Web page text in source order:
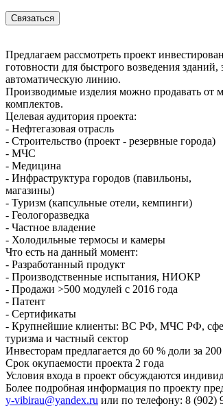
Связаться
Предлагаем рассмотреть проект
готовности для быстрого возведения
автоматическую линию.
Производимые изделия можно продавать от
комплектов.
Целевая аудитория проекта:
- Нефтегазовая отрасль
- Строительство (проект - резервные города)
- МЧС
- Медицина
- Инфраструктура городов (павильоны,
магазины)
- Туризм (капсульные отели, кемпинги)
- Геологоразведка
- Частное владение
- Холодильные термосы и камеры
Что есть на данный момент:
- Разработанный продукт
- Производственные испытания, НИОКР
- Продажи >500 модулей с 2016 года
- Патент
- Сертификаты
- Крупнейшие клиенты: ВС РФ, МЧС РФ,
туризма и частный сектор
Инвесторам предлагается до 60 % доли за
Срок окупаемости проекта 2 года
Условия входа в проект обсуждаются
Более подробная информация по проекту
y-vibirau@yandex.ru или по телефону: 8 (902)